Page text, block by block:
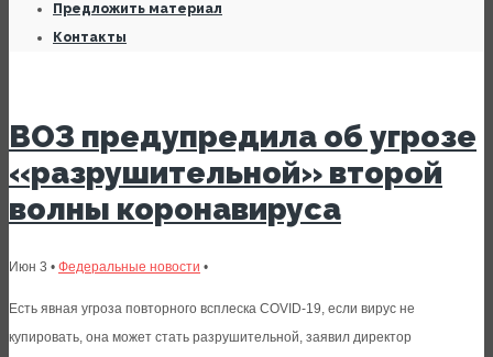
Предложить материал
Контакты
ВОЗ предупредила об угрозе
«разрушительной» второй
волны коронавируса
Июн 3 • Федеральные новости •
Есть явная угроза повторного всплеска COVID-19, если вирус не
купировать, она может стать разрушительной, заявил директор